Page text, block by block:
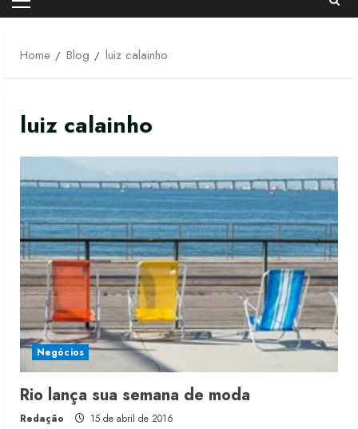
Primary
Home
Blog luiz calainho
luiz calainho
Negócios
Rio lança sua semana de moda
Redação 15 de abril de 2016
Moda vende US$63,7 bilhões em
produtos licenciados
6 de agosto de 2026